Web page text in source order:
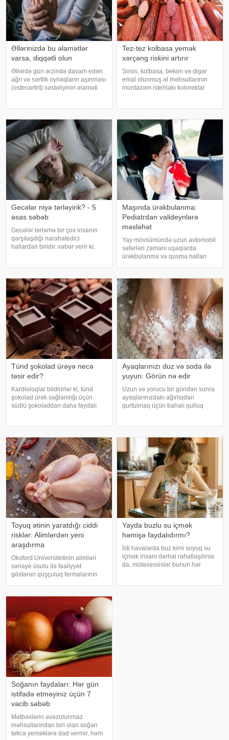
Əllərinizdə bu əlamətlər
varsa, diqqətli olun
Əllərdə gün ərzində davam edən
ağrı və sərtlik oynaqların aşınması
(osteoartrit) xəstəliyinin əlaməti
yaranır. xəbər verir ki
Tez-tez kolbasa yemək
xərçəng riskini artırır
Sosis, kolbasa, bekon və digər
emal olunmuş ət məhsullarının
müntəzəm istehlakı kolorektal
Nazirliyinin Milli Kliniki
Endokrinologiy
Gecələr niyə tərləyirik? - 5
əsas səbəb
Gecələr tərləmə bir çox insanın
qarşılaşdığı narahatedici
hallardan biridir. xəbər verir ki,
sağlamlıq problemlərinin əlamət
Maşında ürəkbulanma:
Pediatrdan valideynlərə
məsləhət
Yay mövsümündə uzun avtomobil
səfərləri zamanı uşaqlarda
ürəkbulanma və qusma halları
beynin gözlərdən və bədənin
hərəkətindən gələn siqnallar
arasındakı uyğunsuzluqda
Tünd şokolad ürəyə necə
təsir edir?
Kardioloqlar bildirirlər ki, tünd
şokolad ürək sağlamlığı üçün
südlü şokoladdan daha faydalı
maddələrdir. -a istinadən bildirir ki
Ayaqlarınızı duz və soda ilə
yuyun: Görün nə edir
Uzun və yorucu bir gündən sonra
ayaqlarınızdakı ağırlıqdan
qurtulmaq üçün bahalı qulluq
bilərsiniz. xəbər verir ki, çox vax
Toyuq ətinin yaratdığı ciddi
risklər: Alimlərdən yeni
araşdırma
Oksford Universitetinin alimləri
sənaye üsulu ilə fəaliyyət
göstərən quşçuluq fermalarının
biləcəyini bildiriblər. xəbər verir ki,
araşdırma zamanı son 45 i
Yayda buzlu su içmək
həmişə faydalıdırmı?
İsti havalarda buz kimi soyuq su
içmək insanı dərhal rahatlaşdırsa
da, mütəxəssislər bunun hər
Soğanın faydaları: Hər gün
istifadə etməyiniz üçün 7
vacib səbəb
Mətbəxlərin əvəzolunmaz
məhsullarından biri olan soğan
təkcə yeməklərə dad vermir, həm